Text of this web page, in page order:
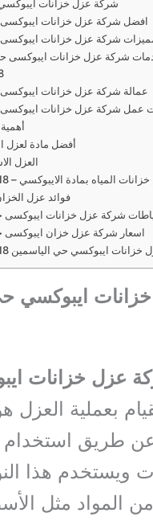
افضل شركة عزل خزانات
شركة عزل خزانات
شركة عزل خزانات ايبوكسى
فوائد عزل
اسعار شركة عزل خزان ايبوكسى
ايبوكسي
عزل خزانات
بعملية العزل
طريق
ويستخدم هذا
المواد مثل